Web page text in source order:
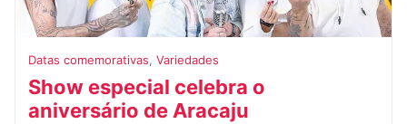
Datas comemorativas, Variedades
Show especial celebra o
aniversário de Aracaju